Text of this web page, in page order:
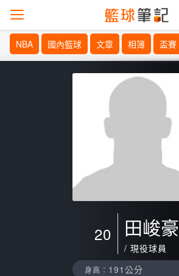
NBA 國內籃球 文章 相簿 盃賽
20 田峻豪
/ 現役球員
身高： 191公分